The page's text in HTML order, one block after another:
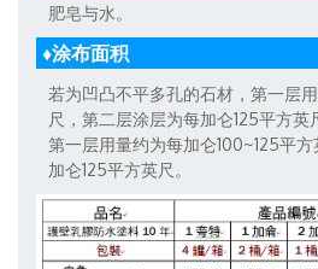
肥皂与水。
♦涂布面积
若为凹凸不平多孔的石材，第一层
尺，第二层涂层为每加仑125平方英
第一层用量约为每加仑100~125平
加仑125平方英尺。